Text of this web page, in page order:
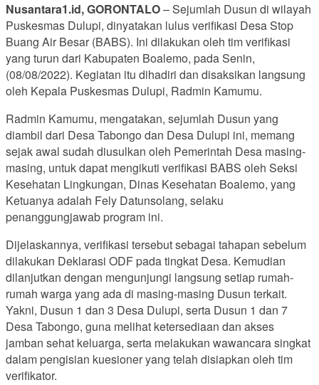
Nusantara1.id, GORONTALO– Sejumlah Dusun di wilayah
Puskesmas Dulupi, dinyatakan lulus verifikasi Desa Stop
Buang Air Besar (BABS). Ini dilakukan oleh tim verifikasi
yang turun dari Kabupaten Boalemo, pada Senin,
(08/08/2022). Kegiatan itu dihadiri dan disaksikan langsung
oleh Kepala Puskesmas Dulupi, Radmin Kamumu.
Radmin Kamumu, mengatakan, sejumlah Dusun yang
diambil dari Desa Tabongo dan Desa Dulupi ini, memang
sejak awal sudah diusulkan oleh Pemerintah Desa masing-
masing, untuk dapat mengikuti verifikasi BABS oleh Seksi
Kesehatan Lingkungan, Dinas Kesehatan Boalemo, yang
Ketuanya adalah Fely Datunsolang, selaku
penanggungjawab program ini.
Dijelaskannya, verifikasi tersebut sebagai tahapan sebelum
dilakukan Deklarasi ODF pada tingkat Desa. Kemudian
dilanjutkan dengan mengunjungi langsung setiap rumah-
rumah warga yang ada di masing-masing Dusun terkait.
Yakni, Dusun 1 dan 3 Desa Dulupi, serta Dusun 1 dan 7
Desa Tabongo, guna melihat ketersediaan dan akses
jamban sehat keluarga, serta melakukan wawancara singkat
dalam pengisian kuesioner yang telah disiapkan oleh tim
verifikator.